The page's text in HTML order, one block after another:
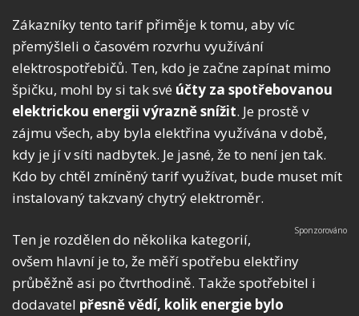
Zákazníky tento tarif přiměje k tomu, aby víc
přemýšleli o časovém rozvrhu využívání
elektrospotřebičů. Ten, kdo je začne zapínat mimo
špičku, mohl by si tak své účty za spotřebovanou
elektrickou energii výrazně snížit. Je prostě v
zájmu všech, aby byla elektřina využívána v době,
kdy je jí v síti nadbytek. Je jasné, že to není jen tak.
Kdo by chtěl zmíněný tarif využívat, bude muset mít
instalovaný takzvaný chytrý elektroměr.
Ten je rozdělen do několika kategorií,
ovšem hlavní je to, že měří spotřebu elektřiny
průběžně asi po čtvrthodině. Takže spotřebitel i
dodavatel přesně vědí, kolik energie bylo